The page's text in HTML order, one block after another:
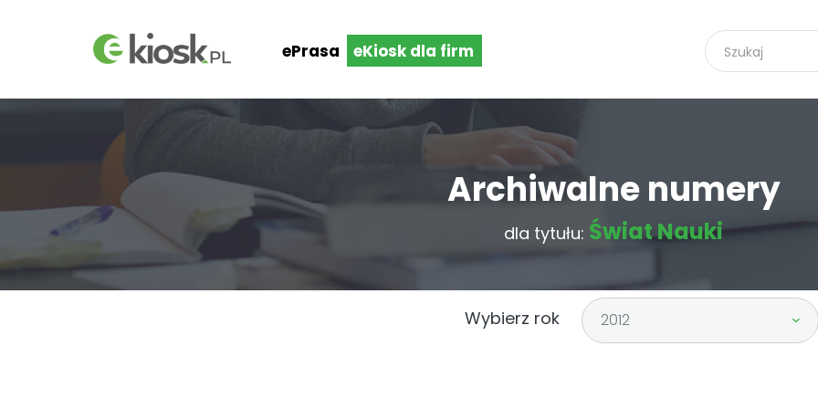
ePrasa eKiosk dla firm
Archiwalne numery
dla tytułu: Świat Nauki
Wybierz rok 2012